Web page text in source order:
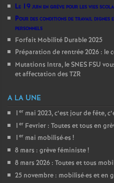
Le 19 juin en grève pour les vies
Pour des conditions de travail dignes
personnels
Forfait Mobilité Durable 2025
Préparation de rentrée 2026 : le
Mutations Intra, le SNES FSU
et affectation des TZR
A LA UNE
1 er mai 2023, c’est jour de fête,
1 er Fevrier : Toutes et tous en
1 er mai mobilisé·es !
8 mars : grève féministe!
8 mars 2026 : Toutes et tous
25 novembre : mobilisé·es et en